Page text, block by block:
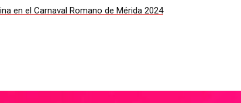
en el Carnaval Romano de Mérida 2024